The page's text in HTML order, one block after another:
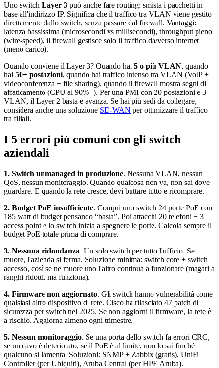
Uno switch Layer 3 può anche fare routing: smista i pacchetti in
base all'indirizzo IP. Significa che il traffico tra VLAN viene gestito
direttamente dallo switch, senza passare dal firewall. Vantaggi:
latenza bassissima (microsecondi vs millisecondi), throughput pieno
(wire-speed), il firewall gestisce solo il traffico da/verso internet
(meno carico).
Quando conviene il Layer 3? Quando hai 5 o più VLAN, quando
hai 50+ postazioni, quando hai traffico intenso tra VLAN (VoIP +
videoconferenza + file sharing), quando il firewall mostra segni di
affaticamento (CPU al 90%+). Per una PMI con 20 postazioni e 3
VLAN, il Layer 2 basta e avanza. Se hai più sedi da collegare,
considera anche una soluzione SD-WAN per ottimizzare il traffico
tra filiali.
I 5 errori più comuni con gli switch
aziendali
1. Switch unmanaged in produzione. Nessuna VLAN, nessun
QoS, nessun monitoraggio. Quando qualcosa non va, non sai dove
guardare. E quando la rete cresce, devi buttare tutto e ricomprare.
2. Budget PoE insufficiente. Compri uno switch 24 porte PoE con
185 watt di budget pensando “basta”. Poi attacchi 20 telefoni + 3
access point e lo switch inizia a spegnere le porte. Calcola sempre il
budget PoE totale prima di comprare.
3. Nessuna ridondanza. Un solo switch per tutto l'ufficio. Se
muore, l'azienda si ferma. Soluzione minima: switch core + switch
accesso, così se ne muore uno l'altro continua a funzionare (magari a
ranghi ridotti, ma funziona).
4. Firmware non aggiornato. Gli switch hanno vulnerabilità come
qualsiasi altro dispositivo di rete. Cisco ha rilasciato 47 patch di
sicurezza per switch nel 2025. Se non aggiorni il firmware, la rete è
a rischio. Aggiorna almeno ogni trimestre.
5. Nessun monitoraggio. Se una porta dello switch fa errori CRC,
se un cavo è deteriorato, se il PoE è al limite, non lo sai finché
qualcuno si lamenta. Soluzioni: SNMP + Zabbix (gratis), UniFi
Controller (per Ubiquiti), Aruba Central (per HPE Aruba).